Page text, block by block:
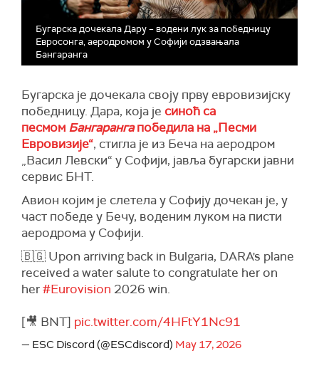
Бугарска дочекала Дару – водени лук за победницу
Евросонга, аеродромом у Софији одзвањала
Бангаранга
Бугарска је дочекала своју прву евровизијску
победницу. Дара, која је синоћ са
песмом Бангарангапобедила на „Песми
Евровизије“, стигла је из Беча на аеродром
„Васил Левски“ у Софији, јавља бугарски јавни
сервис БНТ.
Авион којим је слетела у Софију дочекан је, у
част победе у Бечу, воденим луком на писти
аеродрома у Софији.
🇧🇬 Upon arriving back in Bulgaria, DARA's plane
received a water salute to congratulate her on
her#Eurovision 2026 win.
[🎥 BNT] pic.twitter.com/4HFtY1Nc91
— ESC Discord (@ESCdiscord) May 17, 2026